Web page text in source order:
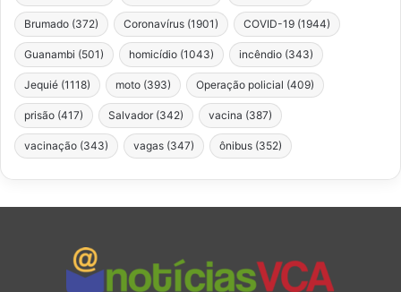
Brumado (372) Coronavírus (1901) COVID-19 (1944)
Guanambi (501) homicídio (1043) incêndio (343)
Jequié (1118) moto (393) Operação policial (409)
prisão (417) Salvador (342) vacina (387)
vacinação (343) vagas (347) ônibus (352)